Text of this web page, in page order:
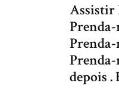
Assistir
depois .